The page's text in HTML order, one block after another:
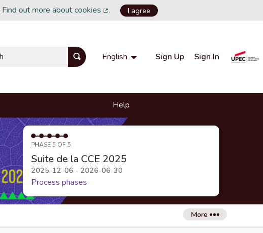
Find out more about cookies
(External link)
. I agree
English Choisir la langue Choose language
Sign Up Sign In
Help
PHASE 5 OF 5
Suite de la CCE 2025
2025-12-06 - 2026-06-30
Process phases
More